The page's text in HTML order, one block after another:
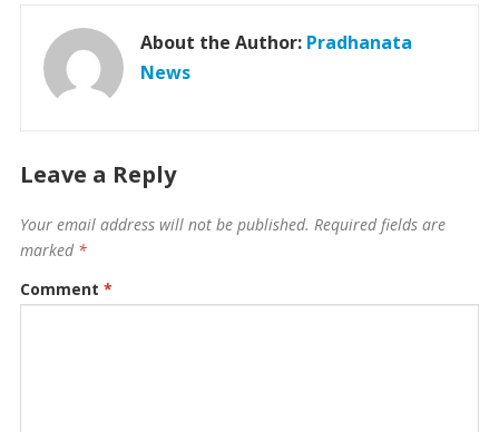
About the Author: Pradhanata
News
Leave a Reply
Your email address will not be published. Required fields are
marked *
Comment *